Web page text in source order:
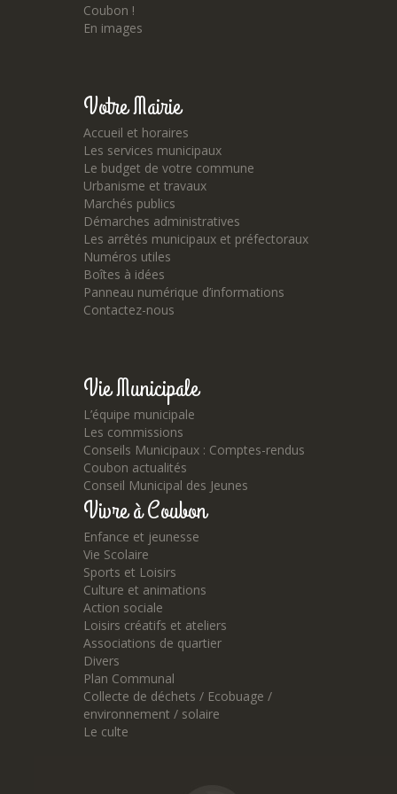
Coubon !
En images
Votre Mairie
Accueil et horaires
Les services municipaux
Le budget de votre commune
Urbanisme et travaux
Marchés publics
Démarches administratives
Les arrêtés municipaux et préfectoraux
Numéros utiles
Boîtes à idées
Panneau numérique d’informations
Contactez-nous
Vie Municipale
L’équipe municipale
Les commissions
Conseils Municipaux : Comptes-rendus
Coubon actualités
Conseil Municipal des Jeunes
Vivre à Coubon
Enfance et jeunesse
Vie Scolaire
Sports et Loisirs
Culture et animations
Action sociale
Loisirs créatifs et ateliers
Associations de quartier
Divers
Plan Communal
Collecte de déchets / Ecobuage /
environnement / solaire
Le culte